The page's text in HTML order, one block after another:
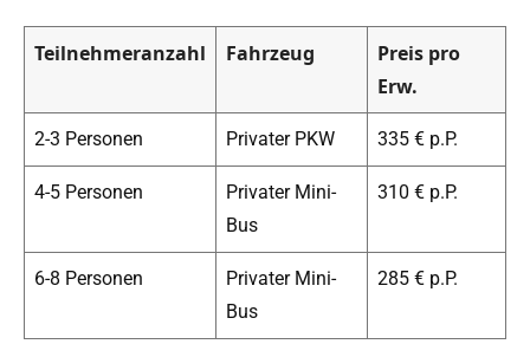
Teilnehmeranzahl Fahrzeug
Preis pro
Erw.
2-3 Personen Privater PKW 335 € p.P.
4-5 Personen
Privater Mini-
Bus
310 € p.P.
6-8 Personen
Privater Mini-
Bus
285 € p.P.